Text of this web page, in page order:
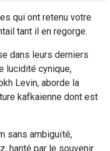
qui ont retenu votre
tant il en regorge.
dans leurs derniers
lucidité cynique,
Levin, aborde la
kafkaienne dont est
sans ambiguïté,
hanté par le souvenir